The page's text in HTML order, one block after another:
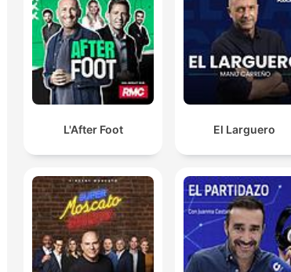
L'After Foot El Larguero